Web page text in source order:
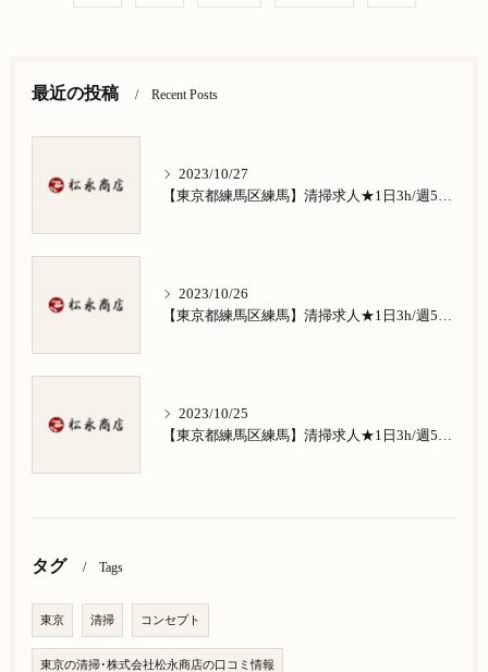
最近の投稿 Recent Posts
2023/10/27
【東京都練馬区練馬】清掃求人★1日3h/週5日/祝日お休み★谷原在住の方歓迎
2023/10/26
【東京都練馬区練馬】清掃求人★1日3h/週5日/祝日お休み★南田中在住の方歓迎
2023/10/25
【東京都練馬区練馬】清掃求人★1日3h/週5日/祝日お休み★南大泉在住の方歓迎
タグ Tags
東京 清掃 コンセプト
東京の清掃･株式会社松永商店の口コミ情報